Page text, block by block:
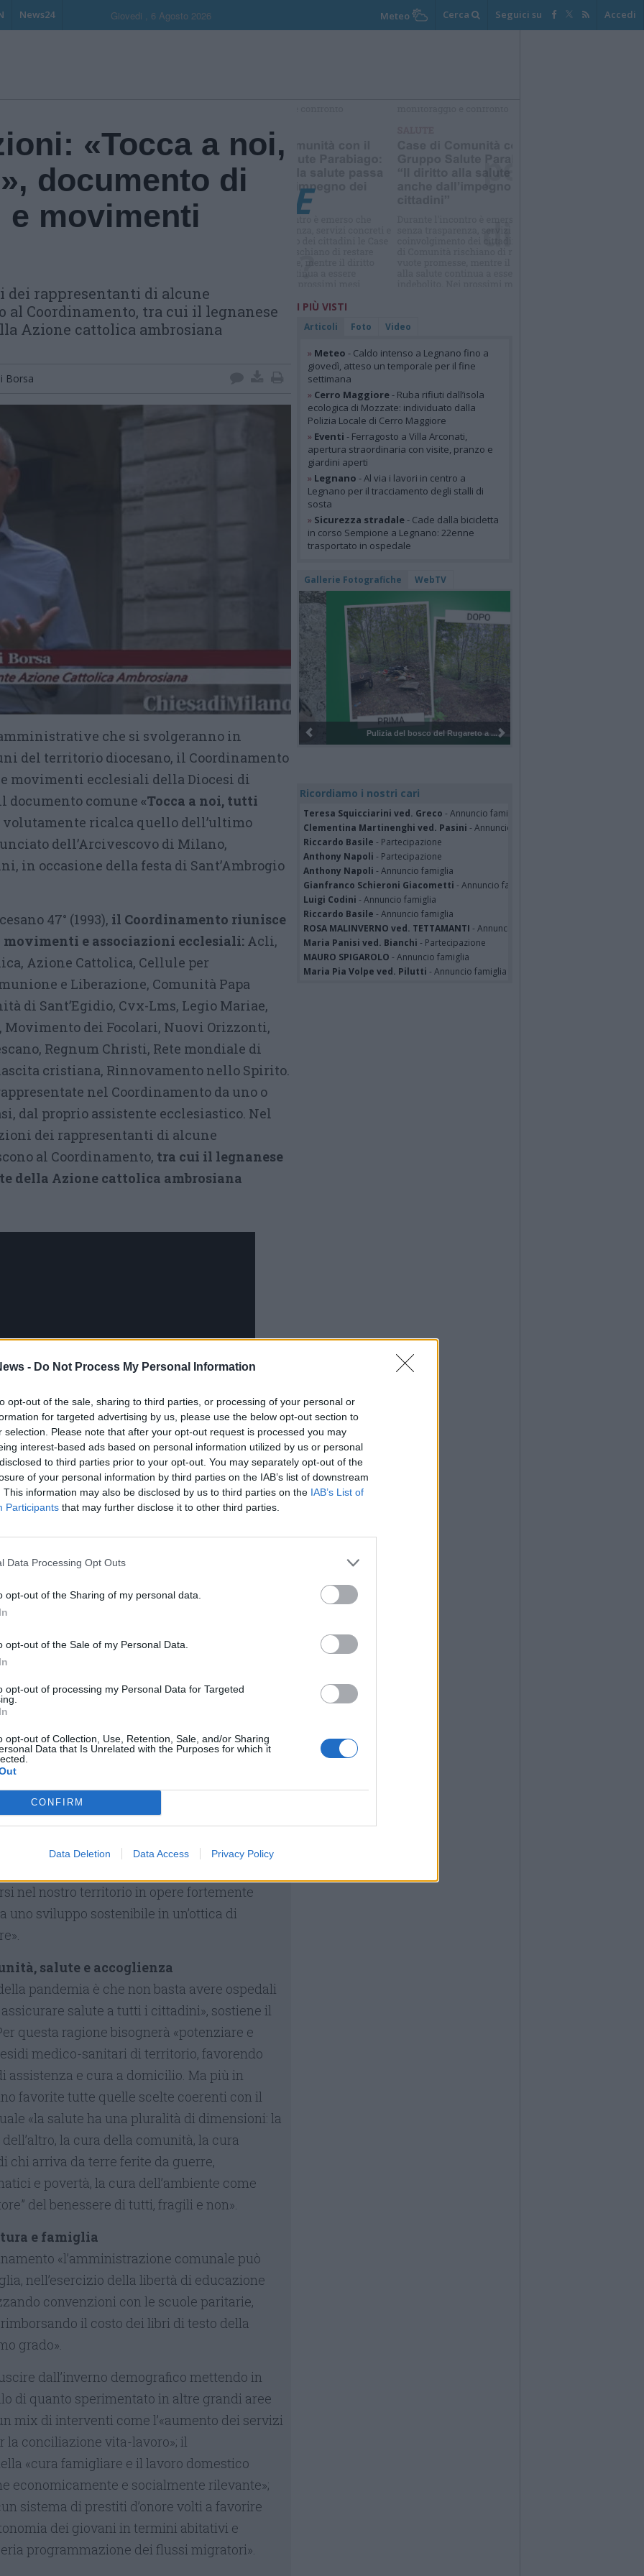
- Do Not Process My Personal Information
opt-out of the sale, sharing to third parties, or processing of your personal or
for targeted advertising by us, please use the below opt-out section to
selection. Please note that after your opt-out request is processed you may
interest-based ads based on personal information utilized by us or personal
to third parties prior to your opt-out. You may separately opt-out of the
of your personal information by third parties on the IAB’s list of downstream
This information may also be disclosed by us to third parties on the IAB’s List of
Participants that may further disclose it to other third parties.
Data Processing Opt Outs
opt-out of the Sharing of my personal data.
opt-out of the Sale of my Personal Data.
opt-out of processing my Personal Data for Targeted
opt-out of Collection, Use, Retention, Sale, and/or Sharing
Data that Is Unrelated with the Purposes for which it
CONFIRM
Data Deletion Data Access Privacy Policy
News24 Giovedi , 6 Agosto 2026 Meteo Cerca Seguici su Accedi
«Tocca a noi,
documento di
movimenti
rappresentanti di alcune
al Coordinamento, tra cui il legnanese
Azione cattolica ambrosiana
Borsa
che si svolgeranno in
del territorio diocesano, il Coordinamento
movimenti ecclesiali della Diocesi di
documento comune «Tocca a noi, tutti
volutamente ricalca quello dell’ultimo
dell’Arcivescovo di Milano,
in occasione della festa di Sant’Ambrogio
47° (1993), il Coordinamento riunisce
e associazioni ecclesiali: Acli,
Azione Cattolica, Cellule per
e Liberazione, Comunità Papa
di Sant’Egidio, Cvx-Lms, Legio Mariae,
dei Focolari, Nuovi Orizzonti,
Regnum Christi, Rete mondiale di
cristiana, Rinnovamento nello Spirito.
nel Coordinamento da uno o
dal proprio assistente ecclesiastico. Nel
dei rappresentanti di alcune
al Coordinamento, tra cui il legnanese
della Azione cattolica ambrosiana
sofferma su quattro punti prioritari.
occupazionale, si legge nel documento.
«i servizi municipali possono fare rete tra
imprese e della cooperazione, con le
della persona e l’incontro tra domanda e
burocratizzazione per attrarre investimenti
e imprese innovative».
andranno sperimentate, propongono
prassi di ecologia integrale che tengano
e cura della casa comune». In
nel nostro territorio in opere fortemente
uno sviluppo sostenibile in un’ottica di
salute e accoglienza
pandemia è che non basta avere ospedali
salute a tutti i cittadini», sostiene il
questa ragione bisognerà «potenziare e
medico-sanitari di territorio, favorendo
assistenza e cura a domicilio. Ma più in
favorite tutte quelle scelte coerenti con il
«la salute ha una pluralità di dimensioni: la
la cura della comunità, la cura
chi arriva da terre ferite da guerre,
e povertà, la cura dell’ambiente come
del benessere di tutti, fragili e non».
e famiglia
«l’amministrazione comunale può
nell’esercizio della libertà di educazione
convenzioni con le scuole paritarie,
rimborsando il costo dei libri di testo della
grado».
dall’inverno demografico mettendo in
di quanto sperimentato in altre grandi aree
mix di interventi come l’«aumento dei servizi
la conciliazione vita-lavoro»; il
«cura famigliare e il lavoro domestico
economicamente e socialmente rilevante»;
sistema di prestiti d’onore volti a favorire
dei giovani in termini abitativi e
programmazione dei flussi migratori».
I PIÙ VISTI
Articoli Foto Video
» Meteo - Caldo intenso a Legnano fino a
giovedì, atteso un temporale per il fine
settimana
» Cerro Maggiore- Ruba rifiuti dall’isola
ecologica di Mozzate: individuato dalla
Polizia Locale di Cerro Maggiore
» Eventi - Ferragosto a Villa Arconati,
apertura straordinaria con visite, pranzo e
giardini aperti
» Legnano - Al via i lavori in centro a
Legnano per il tracciamento degli stalli di
sosta
» Sicurezza stradale- Cade dalla bicicletta
in corso Sempione a Legnano: 22enne
trasportato in ospedale
Gallerie Fotografiche WebTV
Pulizia del bosco del Rugareto a ...
Ricordiamo i nostri cari
Teresa Squicciarini ved. Greco - Annuncio famiglia
Clementina Martinenghi ved. Pasini - Annuncio famiglia
Riccardo Basile - Partecipazione
Anthony Napoli - Partecipazione
Anthony Napoli - Annuncio famiglia
Gianfranco Schieroni Giacometti - Annuncio famiglia
Luigi Codini - Annuncio famiglia
Riccardo Basile - Annuncio famiglia
ROSA MALINVERNO ved. TETTAMANTI - Annuncio famiglia
Maria Panisi ved. Bianchi - Partecipazione
MAURO SPIGAROLO - Annuncio famiglia
Maria Pia Volpe ved. Pilutti - Annuncio famiglia